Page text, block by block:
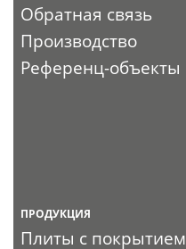
Обратная связь
Производство
Референц-объекты
ПРОДУКЦИЯ
Плиты с покрытием